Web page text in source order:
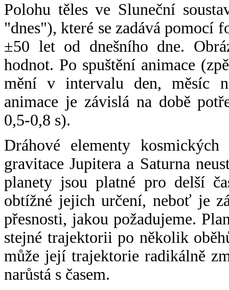
Polohu těles ve Sluneční
"dnes"), které se zadává pomocí
±50 let od dnešního dne.
hodnot. Po spuštění animace
mění v intervalu den, měsíc
animace je závislá na době
0,5-0,8 s).
Dráhové elementy
gravitace Jupitera a Saturna
planety jsou platné pro delší
obtížné jejich určení, neboť je
přesnosti, jakou požadujeme.
stejné trajektorii po několik
může její trajektorie radikálně
narůstá s časem.